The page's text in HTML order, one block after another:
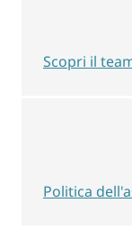
Scopri il
Politica